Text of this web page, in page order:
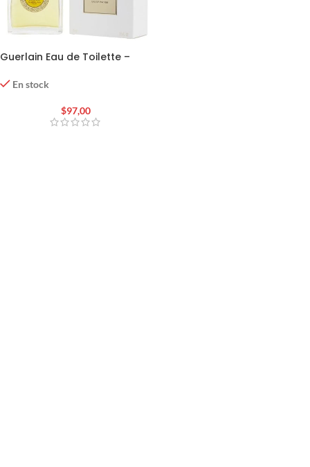
Guerlain Eau de Toilette –
En stock
$97,00